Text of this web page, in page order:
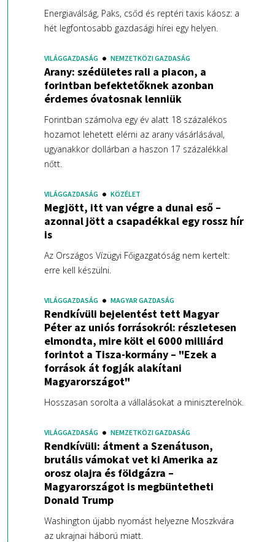
Energiaválság, Paks, csőd és reptéri taxis káosz: a
hét legfontosabb gazdasági hírei egy helyen.
VILÁGGAZDASÁG NEMZETKÖZI GAZDASÁG
Arany: szédületes rali a piacon, a
forintban befektetőknek azonban
érdemes óvatosnak lenniük
Forintban számolva egy év alatt 18 százalékos
hozamot lehetett elérni az arany vásárlásával,
ugyanakkor dollárban a haszon 17 százalékkal
nőtt.
VILÁGGAZDASÁG KÖZÉLET
Megjött, itt van végre a dunai eső –
azonnal jött a csapadékkal egy rossz hír
is
Az Országos Vízügyi Főigazgatóság nem kertelt:
erre kell készülni.
VILÁGGAZDASÁG MAGYAR GAZDASÁG
Rendkívüli bejelentést tett Magyar
Péter az uniós forrásokról: részletesen
elmondta, mire költ el 6000 milliárd
forintot a Tisza-kormány – "Ezek a
források át fogják alakítani
Magyarországot"
Hosszasan sorolta a vállalásokat a miniszterelnök.
VILÁGGAZDASÁG NEMZETKÖZI GAZDASÁG
Rendkívüli: átment a Szenátuson,
brutális vámokat vet ki Amerika az
orosz olajra és földgázra –
Magyarországot is megbüntetheti
Donald Trump
Washington újabb nyomást helyezne Moszkvára
az ukrajnai háború miatt.